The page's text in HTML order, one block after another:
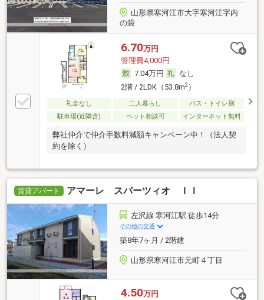
山形県寒河江市大字寒河江字内
の袋
6.70万円
管理費4,000円
7.04万円
なし
2階 / 2LDK（53.8m2）
礼金なし 二人暮らし
バス・トイレ別
駐車場(近隣含)
ペット相談可 インターネット無料
弊社仲介で仲介手数料減額キャンペーン中！（法人契
約を除く）
賃貸アパート アマーレ スパーツィオ ＩＩ
左沢線 寒河江駅 徒歩14分
その他の交通
築8年7ヶ月 / 2階建
山形県寒河江市元町４丁目
4.50万円